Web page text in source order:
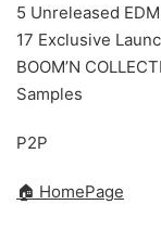
5 Unreleased
17 Exclusive
BOOM’N
Samples
P2P
🏠 HomePage